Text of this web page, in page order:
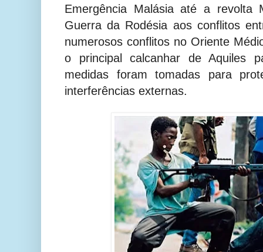
Emergência Malásia até a revolta
Guerra da Rodésia aos conflitos
numerosos conflitos no Oriente
o principal calcanhar de Aquiles
medidas foram tomadas para
interferências externas.